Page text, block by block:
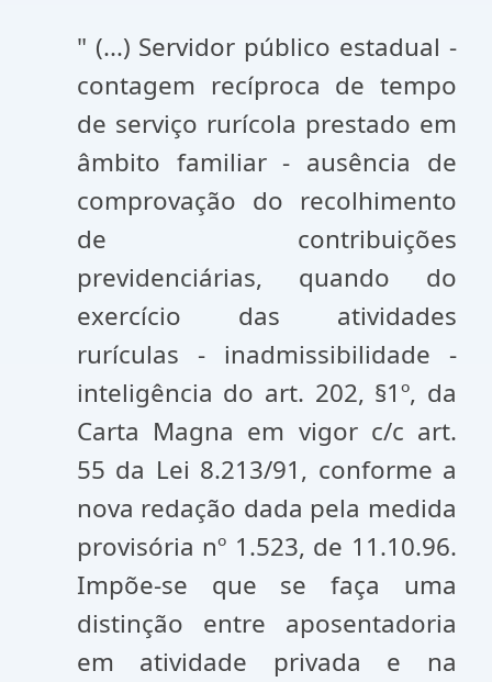
" (...) Servidor público estadual -
contagem recíproca de tempo
de serviço rurícola prestado em
âmbito familiar - ausência de
comprovação do recolhimento
de contribuições
previdenciárias, quando do
exercício das atividades
rurículas - inadmissibilidade -
inteligência do art. 202, §1º, da
Carta Magna em vigor c/c art.
55 da Lei 8.213/91, conforme a
nova redação dada pela medida
provisória nº 1.523, de 11.10.96.
Impõe-se que se faça uma
distinção entre aposentadoria
em atividade privada e na